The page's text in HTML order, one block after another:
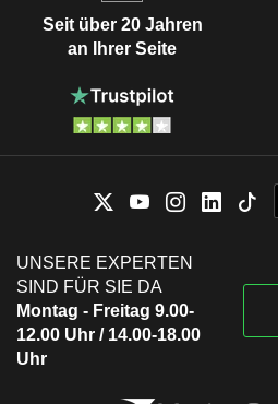
Seit über 20 Jahren
an Ihrer Seite
UNSERE EXPERTEN
SIND FÜR SIE DA
Montag - Freitag 9.00-
12.00 Uhr / 14.00-18.00
Uhr